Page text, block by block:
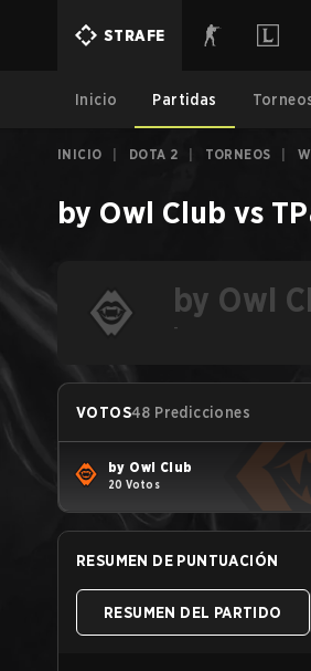
STRAFE
Inicio Partidas
INICIO DOTA 2 TORNEOS
by Owl Club vs
by Owl
-
VOTOS48 Predicciones
by Owl Club
20 Votos
RESUMEN DE PUNTUACIÓN
RESUMEN DEL PARTIDO